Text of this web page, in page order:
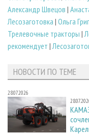
Александр Швецов |
Лесозаготовка | Ольга
Трелевочные тракторы |
рекомендует |
НОВОСТИ ПО ТЕМЕ
28.07.2026